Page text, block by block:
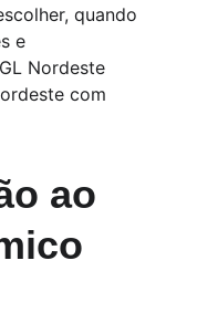
quando
e
Nordeste
com
ao